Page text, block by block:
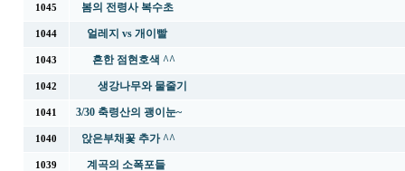
1045 봄의 전령사 복수초
1044 얼레지 vs 개이빨
1043 흔한 점현호색 ^^
1042 생강나무와 물줄기
1041 3/30 축령산의 괭이눈~
1040 앉은부채꽃 추가 ^^
1039 계곡의 소폭포들